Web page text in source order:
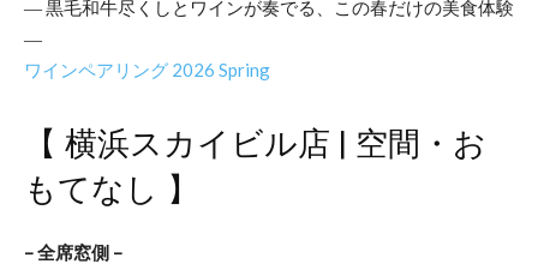
― 黒毛和牛尽くしとワインが奏でる、この春だけの美食体験
―
ワインペアリング 2026 Spring
【 横浜スカイビル店 | 空間・お
もてなし 】
– 全席窓側 –